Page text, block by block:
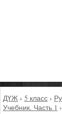
ДҮЖ › 5 класс ›
Учебник. Часть 1 ›